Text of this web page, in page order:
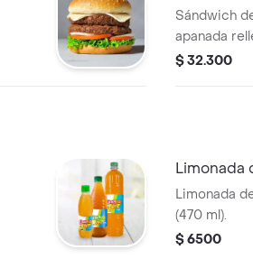
Sándwich
apanada
queso y
$ 32.300
Limonada
Limonada
(470 ml).
$ 6500